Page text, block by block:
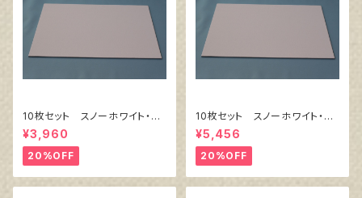
10枚セット スノーホワイト・キ
ャンバスボード F4 サイズ
333㎜x242㎜
¥3,960
20%OFF
10枚セット スノーホワイト・キ
ャンバスボード F6 サイズ
410㎜x318㎜
¥5,456
20%OFF